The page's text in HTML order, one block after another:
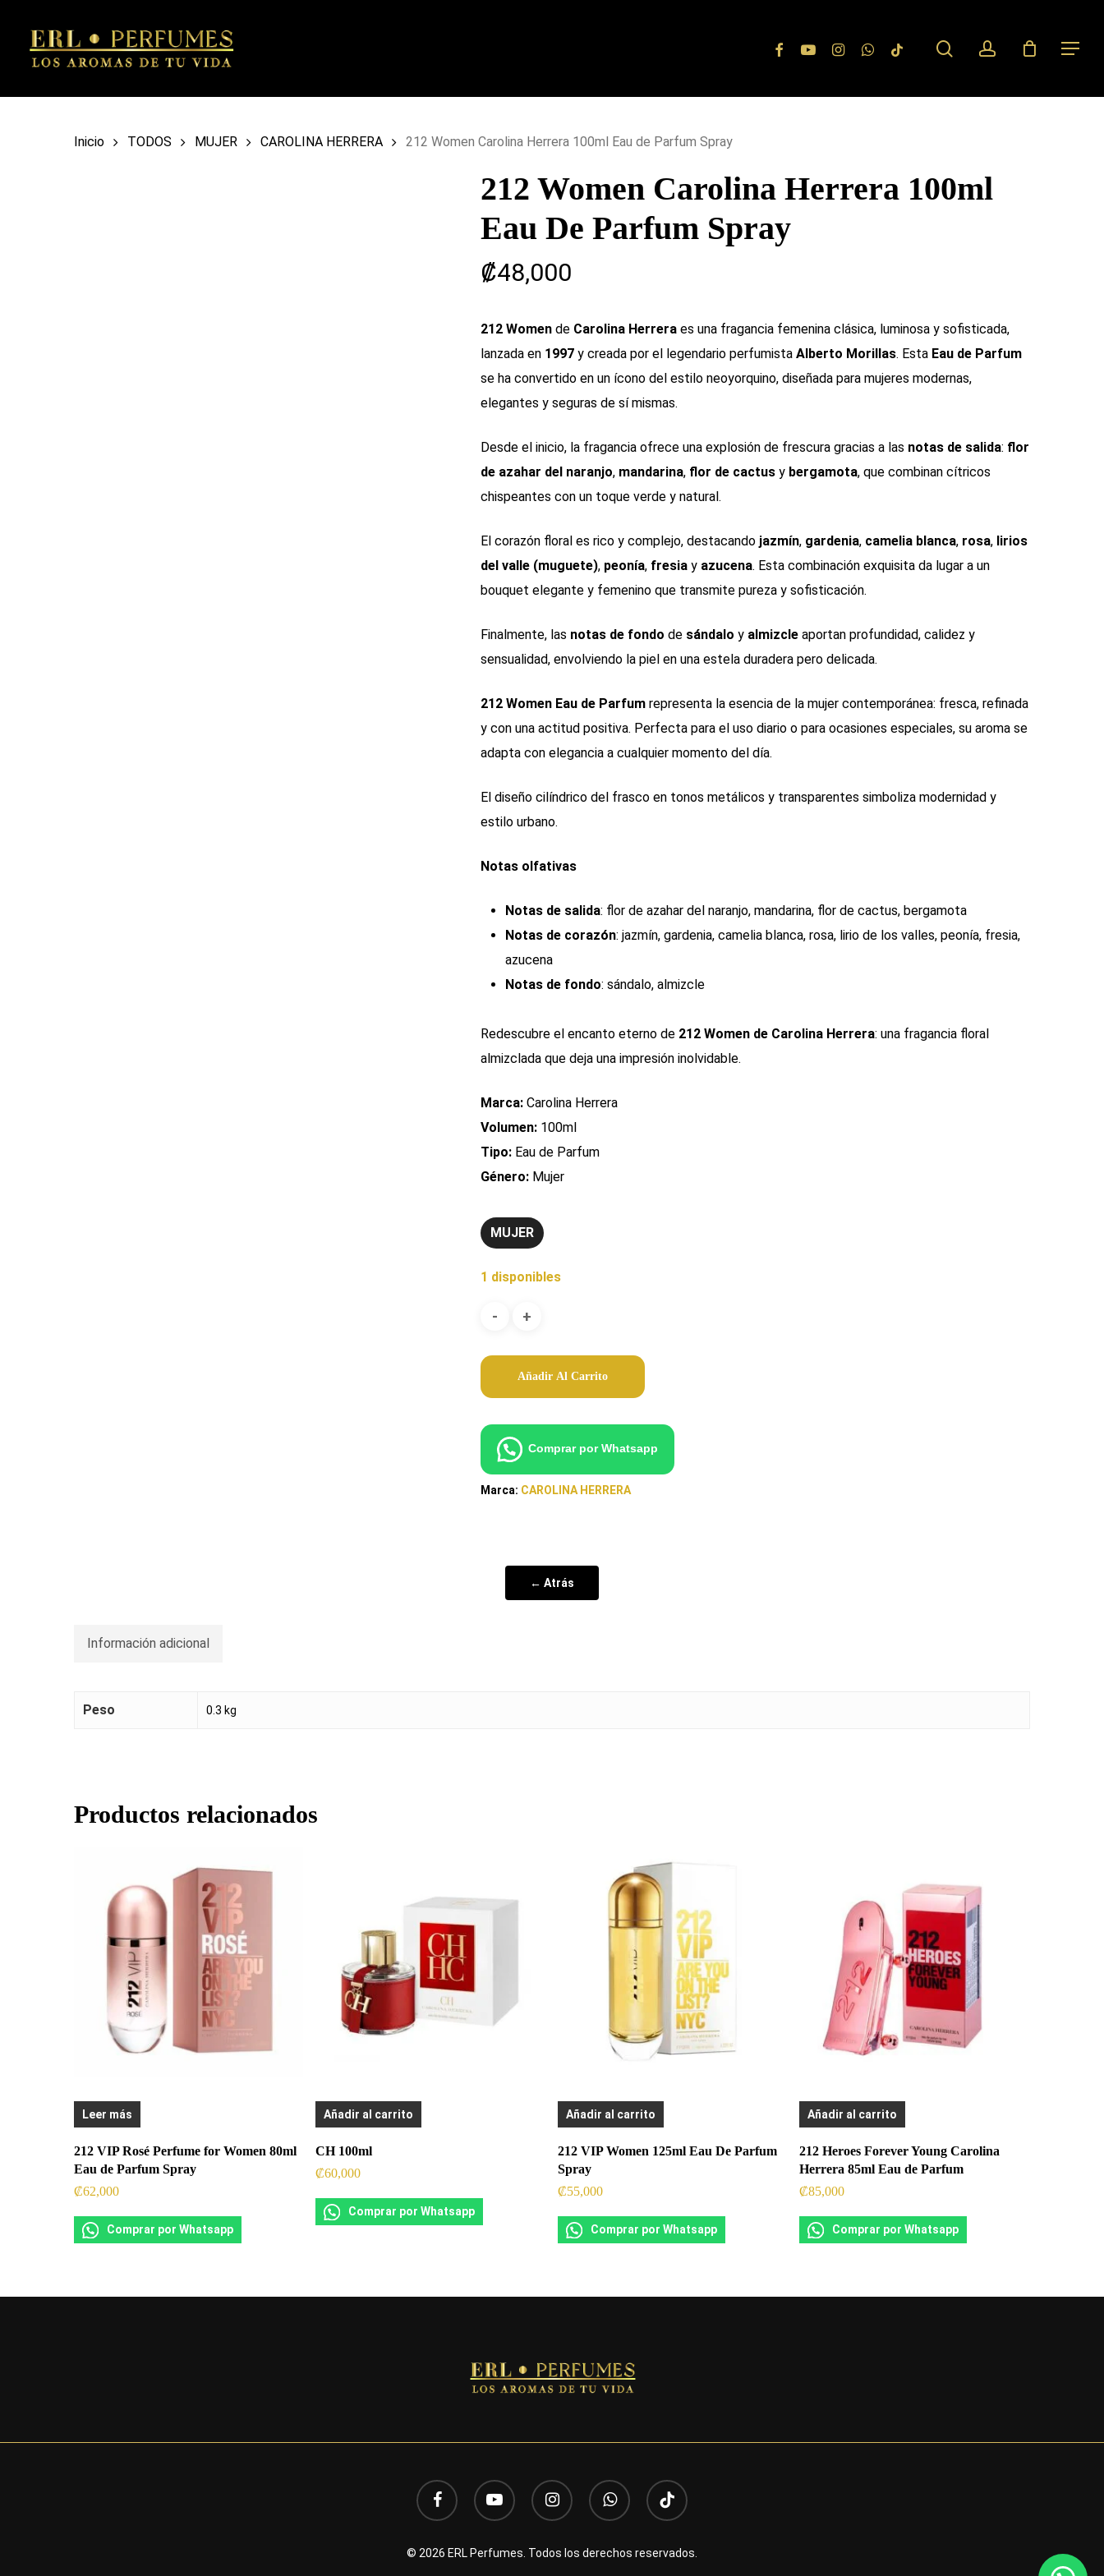
Menu
FacebookYoutubeInstagramWhatsapp
Tiktok searchaccount
Inicio TODOS MUJER CAROLINA HERRERA 212 Women Carolina Herrera 100ml Eau de Parfum Spray
212 Women Carolina Herrera 100ml
Eau De Parfum Spray
₡48,000
212 Womende Carolina Herreraes una fragancia femenina clásica, luminosa y sofisticada,
lanzada en 1997y creada por el legendario perfumista Alberto Morillas. Esta Eau de Parfum
se ha convertido en un ícono del estilo neoyorquino, diseñada para mujeres modernas,
elegantes y seguras de sí mismas.
Desde el inicio, la fragancia ofrece una explosión de frescura gracias a las notas de salida: flor
de azahar del naranjo, mandarina, flor de cactusy bergamota, que combinan cítricos
chispeantes con un toque verde y natural.
El corazón floral es rico y complejo, destacando jazmín, gardenia, camelia blanca, rosa, lirios
del valle (muguete), peonía, fresiay azucena. Esta combinación exquisita da lugar a un
bouquet elegante y femenino que transmite pureza y sofisticación.
Finalmente, las notas de fondo de sándalo y almizcleaportan profundidad, calidez y
sensualidad, envolviendo la piel en una estela duradera pero delicada.
212 Women Eau de Parfumrepresenta la esencia de la mujer contemporánea: fresca, refinada
y con una actitud positiva. Perfecta para el uso diario o para ocasiones especiales, su aroma se
adapta con elegancia a cualquier momento del día.
El diseño cilíndrico del frasco en tonos metálicos y transparentes simboliza modernidad y
estilo urbano.
Notas olfativas
Notas de salida: flor de azahar del naranjo, mandarina, flor de cactus, bergamota
Notas de corazón: jazmín, gardenia, camelia blanca, rosa, lirio de los valles, peonía, fresia,
azucena
Notas de fondo: sándalo, almizcle
Redescubre el encanto eterno de 212 Women de Carolina Herrera: una fragancia floral
almizclada que deja una impresión inolvidable.
Marca:Carolina Herrera
Volumen:100ml
Tipo:Eau de Parfum
Género:Mujer
MUJER
1 disponibles
Añadir Al Carrito
Comprar por Whatsapp
Marca: CAROLINA HERRERA
← Atrás
Información adicional
Peso 0.3 kg
Productos relacionados
Leer más
212 VIP Rosé Perfume for Women 80ml
Eau de Parfum Spray
₡62,000
Comprar por Whatsapp
Añadir al carrito
CH 100ml
₡60,000
Comprar por Whatsapp
Añadir al carrito
212 VIP Women 125ml Eau De Parfum
Spray
₡55,000
Comprar por Whatsapp
Añadir al carrito
212 Heroes Forever Young Carolina
Herrera 85ml Eau de Parfum
₡85,000
Comprar por Whatsapp
facebook youtube instagram whatsapp tiktok
© 2026 ERL Perfumes. Todos los derechos reservados.